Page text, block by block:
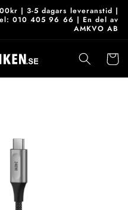
| 3-5 dagars leveranstid |
010 405 96 66 | En del av
AMKVO AB